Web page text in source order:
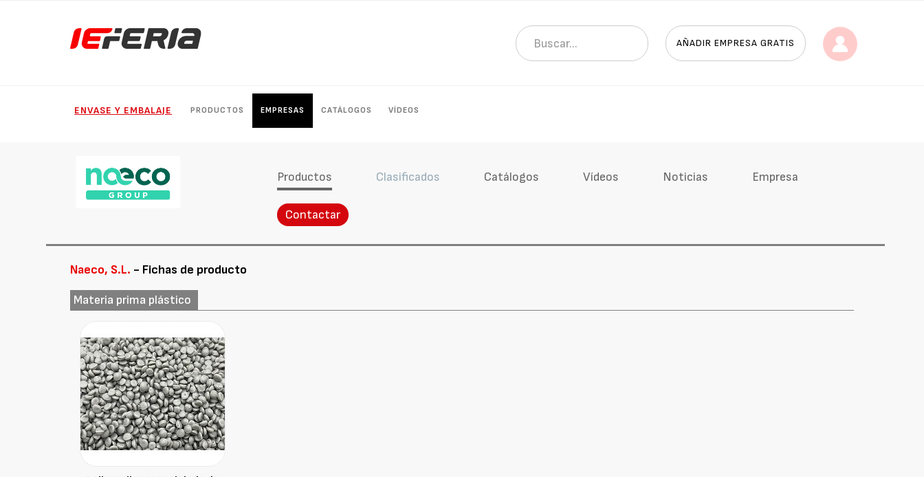
AÑADIR EMPRESA GRATIS
ENVASE Y EMBALAJE PRODUCTOS EMPRESAS CATÁLOGOS VÍDEOS
Productos Clasificados Catálogos Vídeos Noticias Empresa
Contactar
Naeco, S.L. - Fichas de producto
Materia prima plástico